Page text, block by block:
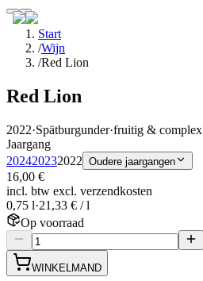
Start
/Wijn
/Red Lion
Red Lion
2022·Spätburgunder·fruitig & complex
Jaargang
202420232022 Oudere jaargangen
16,00 €
incl. btw excl. verzendkosten
0,75 l·21,33 € / l
Op voorraad
WINKELMAND